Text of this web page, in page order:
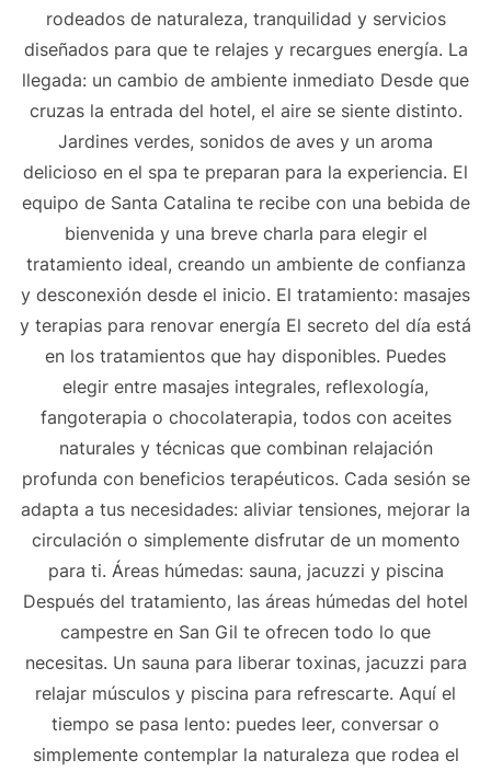
rodeados de naturaleza, tranquilidad y servicios
diseñados para que te relajes y recargues energía. La
llegada: un cambio de ambiente inmediato Desde que
cruzas la entrada del hotel, el aire se siente distinto.
Jardines verdes, sonidos de aves y un aroma
delicioso en el spa te preparan para la experiencia. El
equipo de Santa Catalina te recibe con una bebida de
bienvenida y una breve charla para elegir el
tratamiento ideal, creando un ambiente de confianza
y desconexión desde el inicio. El tratamiento: masajes
y terapias para renovar energía El secreto del día está
en los tratamientos que hay disponibles. Puedes
elegir entre masajes integrales, reflexología,
fangoterapia o chocolaterapia, todos con aceites
naturales y técnicas que combinan relajación
profunda con beneficios terapéuticos. Cada sesión se
adapta a tus necesidades: aliviar tensiones, mejorar la
circulación o simplemente disfrutar de un momento
para ti. Áreas húmedas: sauna, jacuzzi y piscina
Después del tratamiento, las áreas húmedas del hotel
campestre en San Gil te ofrecen todo lo que
necesitas. Un sauna para liberar toxinas, jacuzzi para
relajar músculos y piscina para refrescarte. Aquí el
tiempo se pasa lento: puedes leer, conversar o
simplemente contemplar la naturaleza que rodea el